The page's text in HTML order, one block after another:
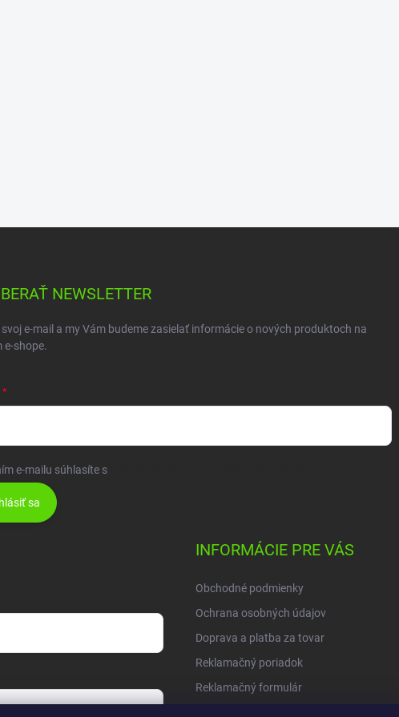
NEWSLETTER
e-mail a my Vám budeme zasielať informácie o nových produktoch na
e-shope.
e-mailu súhlasíte s
sa
INFORMÁCIE PRE VÁS
Obchodné podmienky
Ochrana osobných údajov
Doprava a platba za tovar
Reklamačný poriadok
Reklamačný formulár